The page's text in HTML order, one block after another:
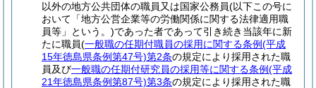
以外の地方公共団体の職員又は国家公務員(以下この号に
おいて「地方公営企業等の労働関係に関する法律適用職
員等」という。)であった者であって引き続き当該年に新
たに職員(一般職の任期付職員の採用に関する条例(平成
15年徳島県条例第47号)第2条の規定により採用された職
員及び一般職の任期付研究員の採用等に関する条例(平成
21年徳島県条例第87号)第3条の規定により採用された職